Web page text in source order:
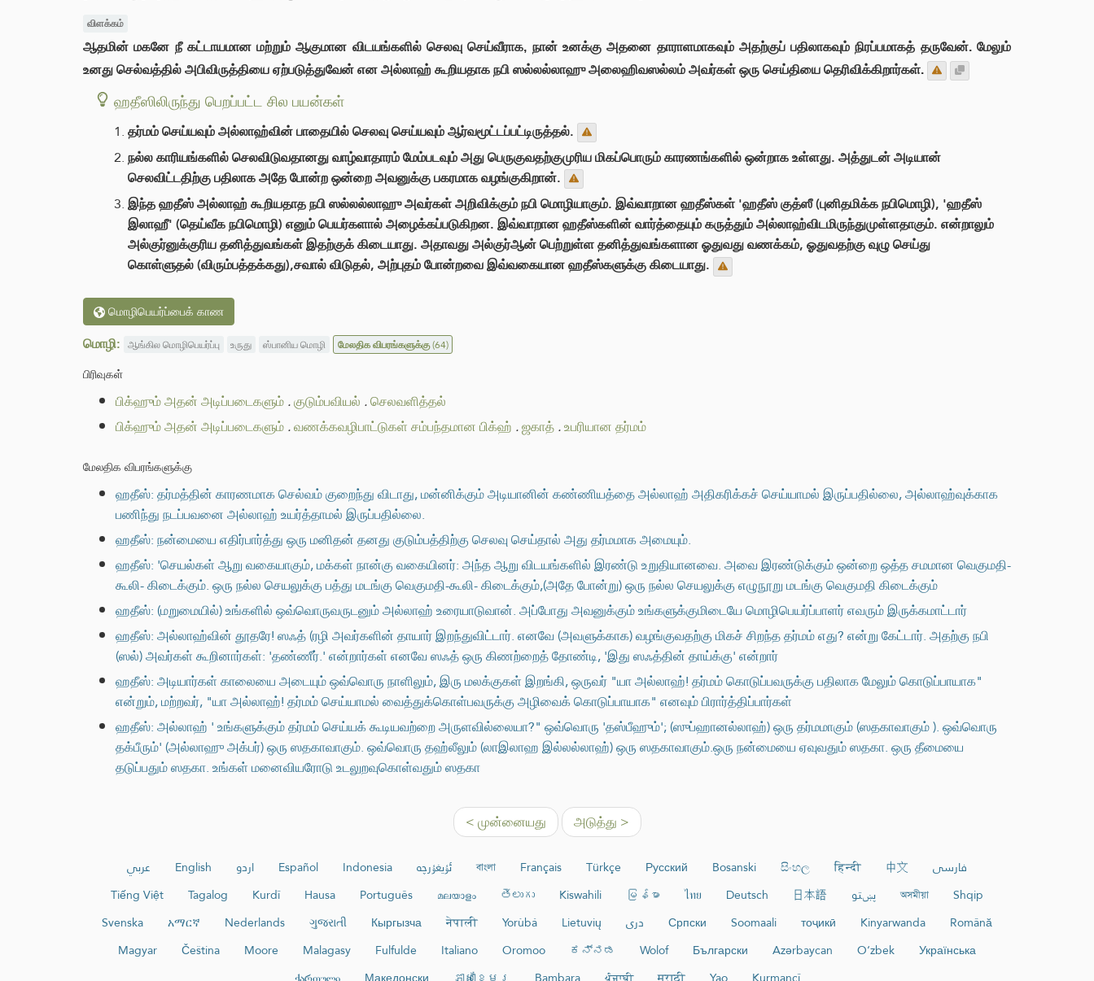
விளக்கம்
ஆதமின் மகனே நீ கட்டாயமான மற்றும் ஆகுமான விடயங்களில் செலவு செய்வீராக, நான் உனக்கு அதனை தாராளமாகவும் அதற்குப் பதிலாகவும் நிரப்பமாகத் தருவேன். மேலும்
உனது செல்வத்தில் அபிவிருத்தியை ஏற்படுத்துவேன் என அல்லாஹ் கூறியதாக நபி ஸல்லல்லாஹு அலைஹிவஸல்லம் அவர்கள் ஒரு செய்தியை தெரிவிக்கிறார்கள்.
ஹதீஸிலிருந்து பெறப்பட்ட சில பயன்கள்
தர்மம் செய்யவும் அல்லாஹ்வின் பாதையில் செலவு செய்யவும் ஆர்வமூட்டப்பட்டிருத்தல்.
நல்ல காரியங்களில் செலவிடுவதானது வாழ்வாதாரம் மேம்படவும் அது பெருகுவதற்குமுரிய மிகப்பொரும் காரணங்களில் ஒன்றாக உள்ளது. அத்துடன் அடியான்
செலவிட்டதிற்கு பதிலாக அதே போன்ற ஒன்றை அவனுக்கு பகரமாக வழங்குகிறான்.
இந்த ஹதீஸ் அல்லாஹ் கூறியதாத நபி ஸல்லல்லாஹு அவர்கள் அறிவிக்கும் நபி மொழியாகும். இவ்வாறான ஹதீஸ்கள் 'ஹதீஸ் குத்ஸீ (புனிதமிக்க நபிமொழி), 'ஹதீஸ்
இலாஹீ' (தெய்வீக நபிமொழி) எனும் பெயர்களால் அழைக்கப்படுகிறன. இவ்வாறான ஹதீஸ்களின் வார்த்தையும் கருத்தும் அல்லாஹ்விடமிருந்துமுள்ளதாகும். என்றாலும்
அல்குர்னுக்குரிய தனித்துவங்கள் இதற்குக் கிடையாது. அதாவது அல்குர்ஆன் பெற்றுள்ள தனித்துவங்களான ஓதுவது வணக்கம், ஓதுவதற்கு வுழு செய்து
கொள்ளுதல் (விரும்பத்தக்கது),சவால் விடுதல், அற்புதம் போன்றவை இவ்வகையான ஹதீஸ்களுக்கு கிடையாது.
மொழிபெயர்ப்பைக் காண
மொழி: ஆங்கில மொழிபெயர்ப்பு உருது ஸ்பானிய மொழி மேலதிக விபரங்களுக்கு(64)
பிரிவுகள்
பிக்ஹும் அதன் அடிப்படைகளும்.குடும்பவியல் .செலவளித்தல்
பிக்ஹும் அதன் அடிப்படைகளும்.வணக்கவழிபாட்டுகள் சம்பந்தமான பிக்ஹ் .ஜகாத்.உபரியான தர்மம்
மேலதிக விபரங்களுக்கு
ஹதீஸ்: தர்மத்தின் காரணமாக செல்வம் குறைந்து விடாது, மன்னிக்கும் அடியானின் கண்ணியத்தை அல்லாஹ் அதிகரிக்கச் செய்யாமல் இருப்பதில்லை, அல்லாஹ்வுக்காக
பணிந்து நடப்பவனை அல்லாஹ் உயர்த்தாமல் இருப்பதில்லை.
ஹதீஸ்: நன்மையை எதிர்பார்த்து ஒரு மனிதன் தனது குடும்பத்திற்கு செலவு செய்தால் அது தர்மமாக அமையும்.
ஹதீஸ்: 'செயல்கள் ஆறு வகையாகும், மக்கள் நான்கு வகையினர்: அந்த ஆறு விடயங்களில் இரண்டு உறுதியானவை. அவை இரண்டுக்கும் ஒன்றை ஒத்த சமமான வெகுமதி-
கூலி- கிடைக்கும். ஒரு நல்ல செயலுக்கு பத்து மடங்கு வெகுமதி-கூலி- கிடைக்கும்,(அதே போன்று) ஒரு நல்ல செயலுக்கு எழுநூறு மடங்கு வெகுமதி கிடைக்கும்
ஹதீஸ்: (மறுமையில்) உங்களில் ஒவ்வொருவருடனும் அல்லாஹ் உரையாடுவான். அப்போது அவனுக்கும் உங்களுக்குமிடையே மொழிபெயர்ப்பாளர் எவரும் இருக்கமாட்டார்
ஹதீஸ்: அல்லாஹ்வின் தூதரே! ஸஃத் (ரழி அவர்களின் தாயார் இறந்துவிட்டார். எனவே (அவளுக்காக) வழங்குவதற்கு மிகச் சிறந்த தர்மம் எது? என்று கேட்டார். அதற்கு நபி
(ஸல்) அவர்கள் கூறினார்கள்: 'தண்ணீர்.' என்றார்கள் எனவே ஸஃத் ஒரு கிணற்றைத் தோண்டி, 'இது ஸஃத்தின் தாய்க்கு' என்றார்
ஹதீஸ்: அடியார்கள் காலையை அடையும் ஒவ்வொரு நாளிலும், இரு மலக்குகள் இறங்கி, ஒருவர் "யா அல்லாஹ்! தர்மம் கொடுப்பவருக்கு பதிலாக மேலும் கொடுப்பாயாக"
என்றும், மற்றவர், "யா அல்லாஹ்! தர்மம் செய்யாமல் வைத்துக்கொள்பவருக்கு அழிவைக் கொடுப்பாயாக" எனவும் பிரார்த்திப்பார்கள்
ஹதீஸ்: அல்லாஹ் ' உங்களுக்கும் தர்மம் செய்யக் கூடியவற்றை அருளவில்லையா?" ஒவ்வொரு 'தஸ்பீஹும்'; (ஸுப்ஹானல்லாஹ்) ஒரு தர்மமாகும் (ஸதகாவாகும் ). ஒவ்வொரு
தக்பீரும்' (அல்லாஹு அக்பர்) ஒரு ஸதகாவாகும். ஒவ்வொரு தஹ்லீலும் (லாஇலாஹ இல்லல்லாஹ்) ஒரு ஸதகாவாகும்.ஒரு நன்மையை ஏவுவதும் ஸதகா. ஒரு தீமையை
தடுப்பதும் ஸதகா. உங்கள் மனைவியரோடு உடலுறவுகொள்வதும் ஸதகா
< முன்னையது அடுத்து >
عربي English اردو Español Indonesia ئۇيغۇرچە বাংলা Français Türkçe Русский Bosanski සිංහල हिन्दी 中文
فارسی
Tiếng Việt
Tagalog Kurdî Hausa Português മലയാളം తెలుగు Kiswahili မြန်မာ ไทย Deutsch 日本語 پښتو অসমীয়া
Shqip
Svenska
አማርኛ Nederlands ગુજરાતી Кыргызча नेपाली Yorùbá Lietuvių دری Српски Soomaali тоҷикӣ Kinyarwanda
Română
Magyar
Čeština Moore Malagasy Fulfulde Italiano Oromoo ಕನ್ನಡ Wolof Български Azərbaycan O‘zbek
Українська